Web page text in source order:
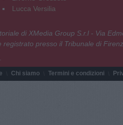
Lucca Versilia
di XMedia Group S.r.l - Via
registrato presso il Tribunale di
Chi siamo Termini e condizioni